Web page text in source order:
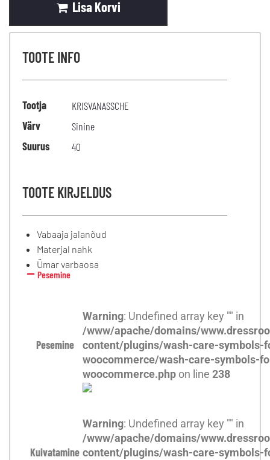
Lisa Korvi
TOOTE INFO
Tootja
KRISVANASSCHE
Värv
Sinine
Suurus
40
TOOTE KIRJELDUS
Vabaaja jalanõud
Materjal nahk
Ümar varbaosa
Pesemine
Pesemine
Warning: Undefined array key "" in
/www/apache/domains/
content/plugins/wash-care-symbols-
woocommerce/wash-care-symbols-
woocommerce.php on line 238
Kuivatamine
Warning: Undefined array key "" in
/www/apache/domains/
content/plugins/wash-care-symbols-